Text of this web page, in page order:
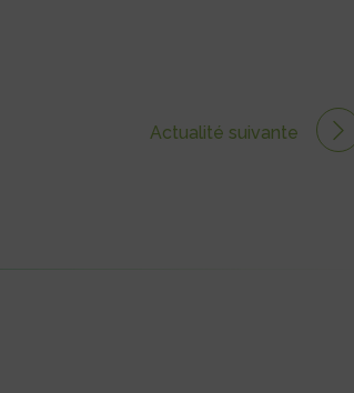
Actualité suivante